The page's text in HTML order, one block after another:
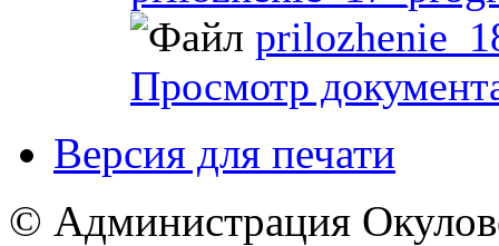
Просмотр
Версия для печати
© Администрация